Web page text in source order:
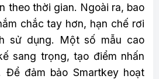
theo thời gian. Ngoài ra, bao
chắc tay hơn, hạn chế rơi
sử dụng. Một số mẫu cao
sang trọng, tạo điểm nhấn
Để đảm bảo Smartkey hoạt